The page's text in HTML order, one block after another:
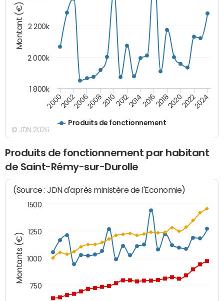
Montant (€)
Produits de fonctionnement
200020022006200820102012201420162018202020222024
1 800k
2 000k
2 200k
© JDN 2026
Produits de fonctionnement par habitant
de Saint-Rémy-sur-Durolle
Montants (€)
(Source : JDN d'après ministère de l'Economie)
750
1000
1250
1500